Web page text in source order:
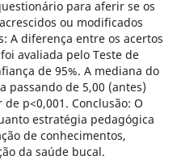
para aferir se os
ou modificados
A diferença entre os acertos
avaliada pelo Teste de
de 95%. A mediana do
passando de 5,00 (antes)
p<0,001. Conclusão: O
estratégia pedagógica
de conhecimentos,
da saúde bucal.